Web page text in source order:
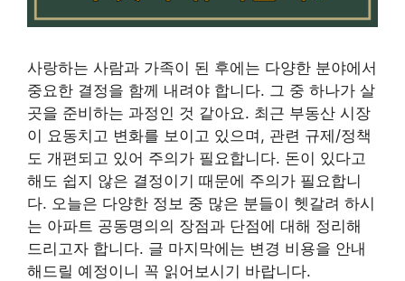
사랑하는 사람과 가족이 된 후에는 다양한 분야에서
중요한 결정을 함께 내려야 합니다. 그 중 하나가 살
곳을 준비하는 과정인 것 같아요. 최근 부동산 시장
이 요동치고 변화를 보이고 있으며, 관련 규제/정책
도 개편되고 있어 주의가 필요합니다. 돈이 있다고
해도 쉽지 않은 결정이기 때문에 주의가 필요합니
다. 오늘은 다양한 정보 중 많은 분들이 헷갈려 하시
는 아파트 공동명의의 장점과 단점에 대해 정리해
드리고자 합니다. 글 마지막에는 변경 비용을 안내
해드릴 예정이니 꼭 읽어보시기 바랍니다.